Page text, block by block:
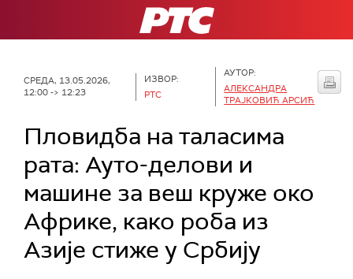
РТС
СРЕДА, 13.05.2026,
12:00 -> 12:23
ИЗВОР:
РТС
АУТОР:
АЛЕКСАНДРА
ТРАЈКОВИЋ АРСИЋ
Пловидба на таласима
рата: Ауто-делови и
машине за веш круже око
Африке, како роба из
Азије стиже у Србију